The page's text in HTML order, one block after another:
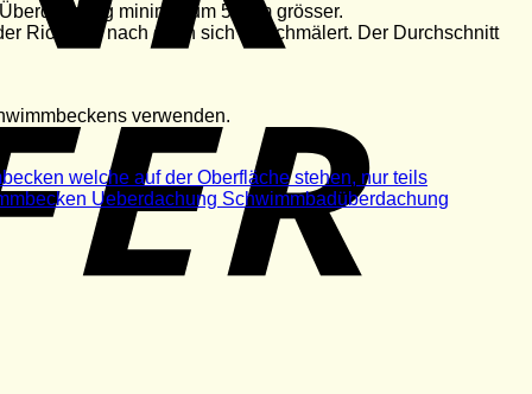
minimal um 50 cm grösser.
Richtung nach oben sich verschmälert. Der Durchschnitt
verwenden.